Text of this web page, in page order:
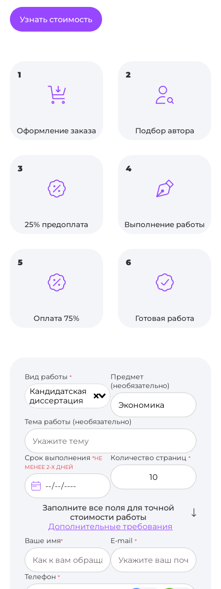
Узнать стоимость
1
Оформление заказа
2
Подбор автора
3
25% предоплата
4
Выполнение работы
5
Оплата 75%
6
Готовая работа
Вид работы *
Кандидатская
диссертация
Предмет
(необязательно)
Тема работы (необязательно)
Срок выполнения *НЕ
МЕНЕЕ 2-Х ДНЕЙ
Количество страниц *
Заполните все поля для точной
стоимости работы
Дополнительные требования
Ваше имя* E-mail *
Телефон *